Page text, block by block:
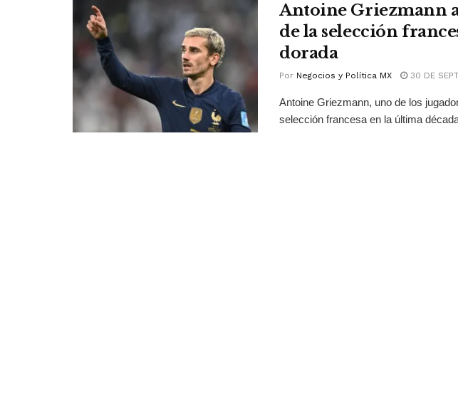
Antoine Griezmann
de la selección
dorada
Por Negocios y Política MX 30 DE
Antoine Griezmann, uno de los
selección francesa en la última